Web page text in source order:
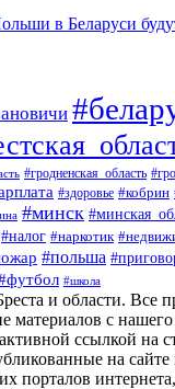
в Беларуси
#гродненская_область
#здоровье #кобрин
#минск
#налог #наркотик
#польша
#школа
и области. Все
материалов с нашего
ссылкой на
на
порталов